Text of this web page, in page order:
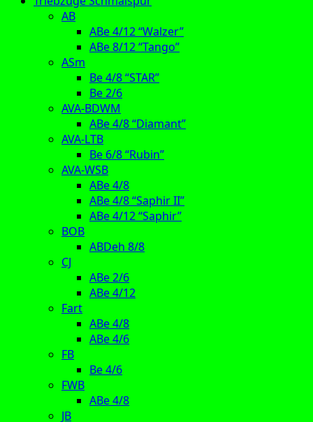
AB
ABe 4/12 “Walzer”
ABe 8/12 “Tango”
ASm
Be 4/8 “STAR”
Be 2/6
AVA-BDWM
ABe 4/8 “Diamant”
AVA-LTB
Be 6/8 “Rubin”
AVA-WSB
ABe 4/8
ABe 4/8 “Saphir II”
ABe 4/12 “Saphir”
BOB
ABDeh 8/8
CJ
ABe 2/6
ABe 4/12
Fart
ABe 4/8
ABe 4/6
FB
Be 4/6
FWB
ABe 4/8
JB